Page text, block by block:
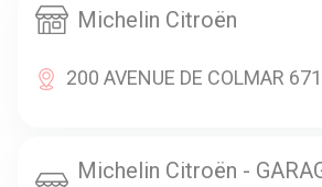
Michelin Citroën
200 AVENUE DE COLMAR
Michelin Citroën -